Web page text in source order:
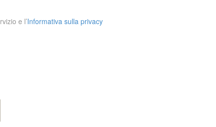
e l’Informativa sulla privacy